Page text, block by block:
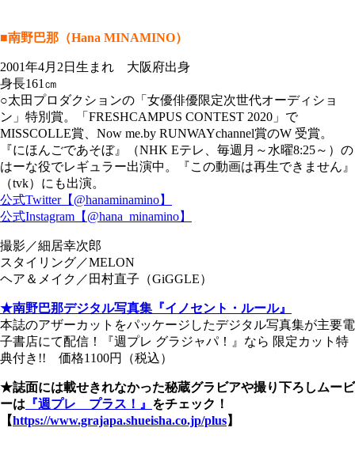
■南野巴那（Hana MINAMINO）
2001年4月2日生まれ 大阪府出身
身長161㎝
○太田プロダクションの「女優俳優限定次世代オーディショ
ン」特別賞。「FRESHCAMPUS CONTEST 2020」で
MISSCOLLE賞、Now me.by RUNWAYchannel賞のW 受賞。
『にほんごであそぼ』（NHK Eテレ、毎週月～水曜8:25～）の
はーな役でレギュラー出演中。『この動画は再生できません』
（tvk）にも出演。
公式Twitter【@hanaminamino】
公式Instagram【@hana_minamino】
撮影／細居幸次郎
スタイリング／MELON
ヘア＆メイク／田村直子（GiGGLE）
★南野巴那デジタル写真集『イノセント・ルール』
本誌のアザーカットをパッケージしたデジタル写真集が主要電
子書店にて配信！『週プレ グラジャパ！』なら 限定カット特
典付き!! 価格1100円（税込）
★誌面には載せきれなかった秘蔵グラビアや撮り下ろしムービ
ーは 『週プレ プラス！』 をチェック！
【https://www.grajapa.shueisha.co.jp/plus】